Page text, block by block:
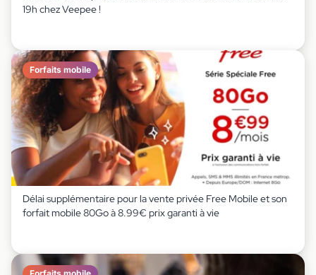
19h chez Veepee !
Forfaits mobile
Délai supplémentaire pour la vente privée Free Mobile et son
forfait mobile 80Go à 8.99€ prix garanti à vie